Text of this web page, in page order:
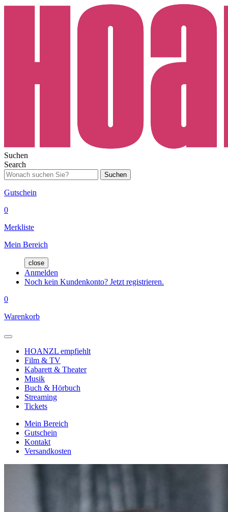
Suchen
Search
Suchen
Gutschein
0
Merkliste
Mein Bereich
close
Anmelden
Noch kein Kundenkonto? Jetzt registrieren.
0
Warenkorb
HOANZL empfiehlt
Film & TV
Kabarett & Theater
Musik
Buch & Hörbuch
Streaming
Tickets
Mein Bereich
Gutschein
Kontakt
Versandkosten